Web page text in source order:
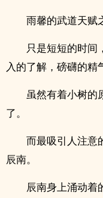
雨馨的武道天赋
只是短短的时间
入的了解，磅礴的精
虽然有着小树的
了。
而最吸引人注意
辰南。
辰南身上涌动着